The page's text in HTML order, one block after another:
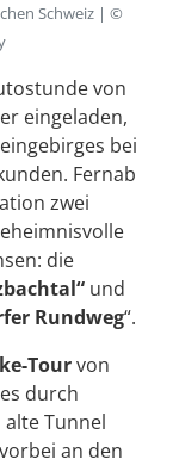
Schweiz | ©
von
eingeladen,
bei
Fernab
zwei
die
und
Rundweg“.
Tourvon
durch
Tunnel
an den